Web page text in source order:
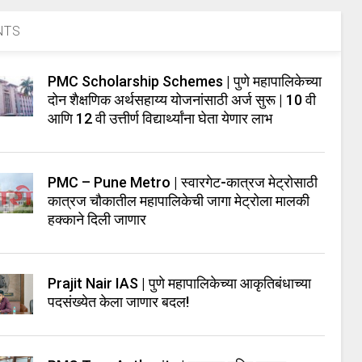
PMC Scholarship Schemes | पुणे महापालिकेच्या
दोन शैक्षणिक अर्थसहाय्य योजनांसाठी अर्ज सुरू | 10 वी
आणि 12 वी उत्तीर्ण विद्यार्थ्यांना घेता येणार लाभ
PMC – Pune Metro | स्वारगेट-कात्रज मेट्रोसाठी
कात्रज चौकातील महापालिकेची जागा मेट्रोला मालकी
हक्काने दिली जाणार
Prajit Nair IAS | पुणे महापालिकेच्या आकृतिबंधाच्या
पदसंख्येत केला जाणार बदल!